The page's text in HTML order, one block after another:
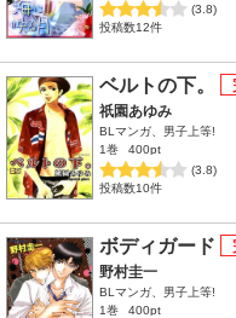
(3.8)
投稿数12件
ベルトの下。
祇園あゆみ
BLマンガ、男子上等!
1巻
400pt
(3.8)
投稿数10件
ボディガード
野村圭一
BLマンガ、男子上等!
1巻
400pt